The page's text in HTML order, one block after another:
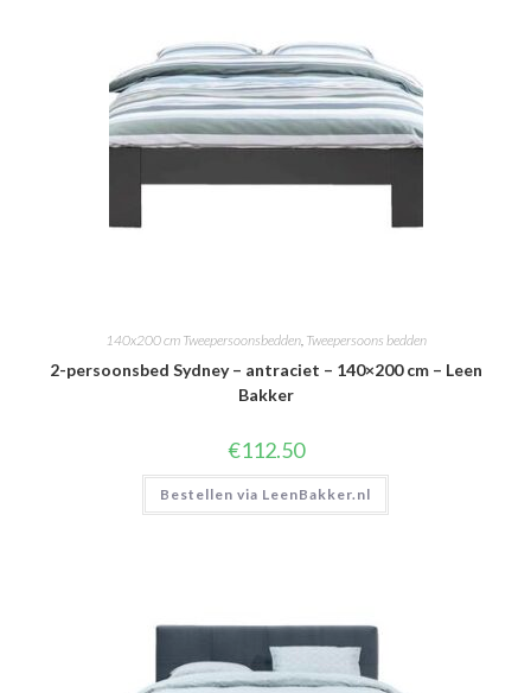
140x200 cm Tweepersoonsbedden, Tweepersoons bedden
2-persoonsbed Sydney – antraciet – 140×200 cm – Leen
Bakker
€112.50
Bestellen via LeenBakker.nl